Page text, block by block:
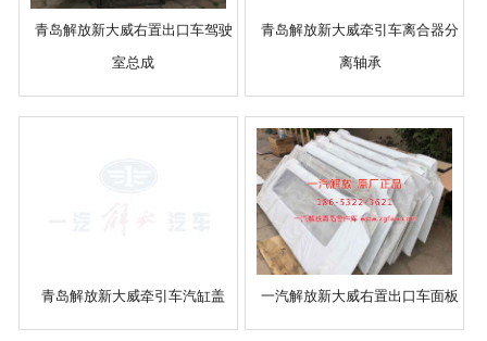
青岛解放新大威右置出口车驾驶
室总成
青岛解放新大威牵引车离合器分
离轴承
青岛解放新大威牵引车汽缸盖 一汽解放新大威右置出口车面板